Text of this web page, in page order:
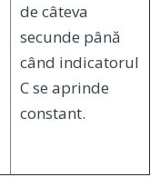
de câteva
secunde până
când indicatorul
C se aprinde
constant.